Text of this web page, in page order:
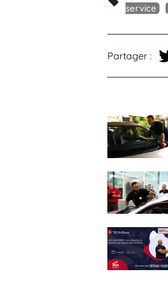
service
Partager :